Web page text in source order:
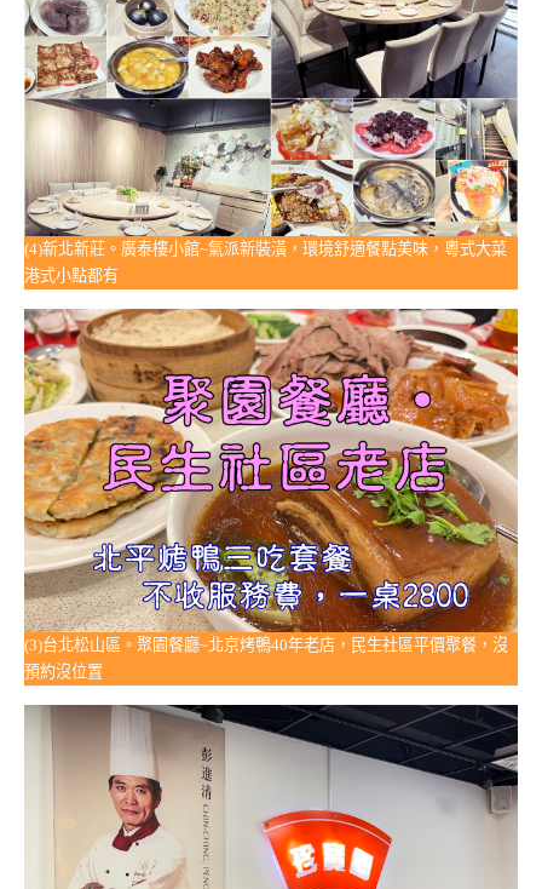
(4)新北新莊。廣泰樓小館~氣派新裝潢，環境舒適餐點美味，粵式大菜
港式小點都有
(3)台北松山區。聚園餐廳~北京烤鴨40年老店，民生社區平價聚餐，沒
預約沒位置